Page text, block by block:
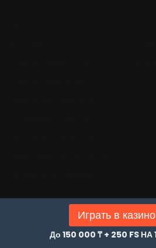
Играть в
До 150 000 ₸ + 250 FS